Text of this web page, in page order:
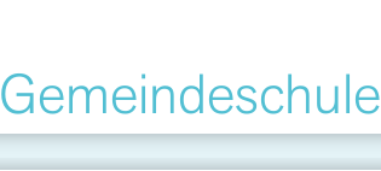
Gemeindeschule